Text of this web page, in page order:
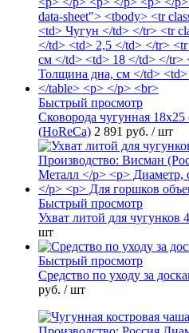
Быстрый просмотр
Сковорода чугунная
(HoReCa) 2 891 руб. / шт
Быстрый просмотр
Ухват литой для чугунков
шт
Быстрый просмотр
Средство по уходу за
руб. / шт